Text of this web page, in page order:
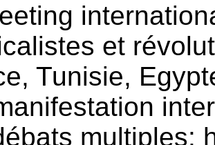
et
Tunisie,
multiples: